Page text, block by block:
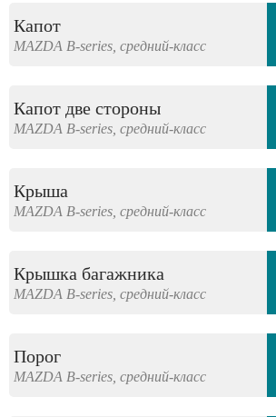
Капот
MAZDA B-series, средний-класс
Капот две стороны
MAZDA B-series, средний-класс
Крыша
MAZDA B-series, средний-класс
Крышка багажника
MAZDA B-series, средний-класс
Порог
MAZDA B-series, средний-класс